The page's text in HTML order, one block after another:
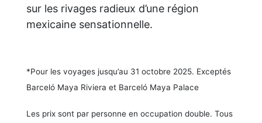
sur les rivages radieux d’une région
mexicaine sensationnelle.
*Pour les voyages jusqu’au 31 octobre 2025. Exceptés
Barceló Maya Riviera et Barceló Maya Palace
Les prix sont par personne en occupation double. Tous